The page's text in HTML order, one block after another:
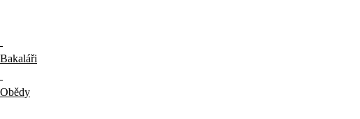
Bakaláři
Obědy